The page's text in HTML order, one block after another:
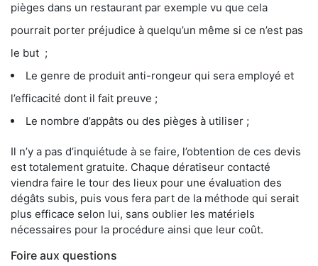
pièges dans un restaurant par exemple vu que cela
pourrait porter préjudice à quelqu’un même si ce n’est pas
le but ;
Le genre de produit anti-rongeur qui sera employé et
l’efficacité dont il fait preuve ;
Le nombre d’appâts ou des pièges à utiliser ;
Il n’y a pas d’inquiétude à se faire, l’obtention de ces devis
est totalement gratuite. Chaque dératiseur contacté
viendra faire le tour des lieux pour une évaluation des
dégâts subis, puis vous fera part de la méthode qui serait
plus efficace selon lui, sans oublier les matériels
nécessaires pour la procédure ainsi que leur coût.
Foire aux questions